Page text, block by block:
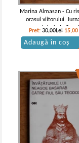
Constantin Chirita -
volume)
Marina Almasan - Cu
orasul viitorului.
calatorie la Seoul
Pret:30,00Lei 15,00
Adaugă în coș